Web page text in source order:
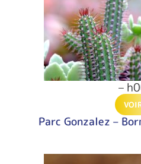
–
Parc Gonzalez –